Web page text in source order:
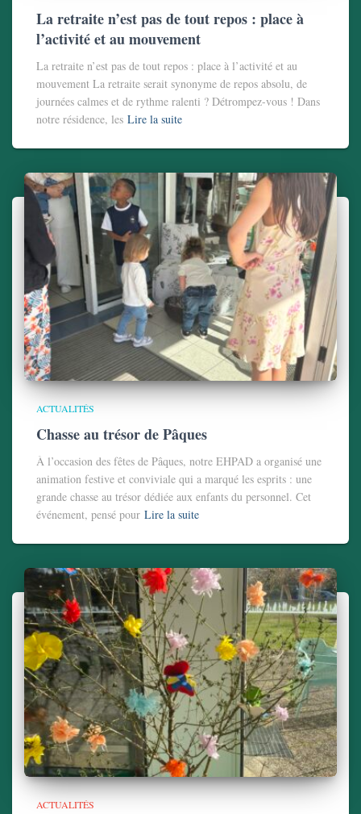
La retraite n’est pas de tout repos : place à
l’activité et au mouvement
La retraite n’est pas de tout repos : place à l’activité et au
mouvement La retraite serait synonyme de repos absolu, de
journées calmes et de rythme ralenti ? Détrompez-vous ! Dans
notre résidence, les Lire la suite
ACTUALITÉS
Chasse au trésor de Pâques
À l’occasion des fêtes de Pâques, notre EHPAD a organisé une
animation festive et conviviale qui a marqué les esprits : une
grande chasse au trésor dédiée aux enfants du personnel. Cet
événement, pensé pour Lire la suite
ACTUALITÉS